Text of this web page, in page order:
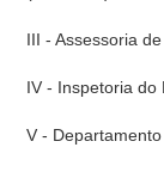
III - Assessoria
IV - Inspetoria do
V -